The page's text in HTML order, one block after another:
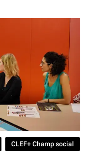
CLEF+ Champ social